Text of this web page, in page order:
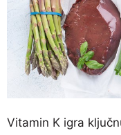
Vitamin K igra